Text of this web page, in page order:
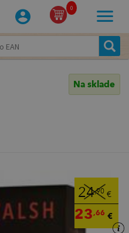
0
Na sklade
24,90 €
23,66 €